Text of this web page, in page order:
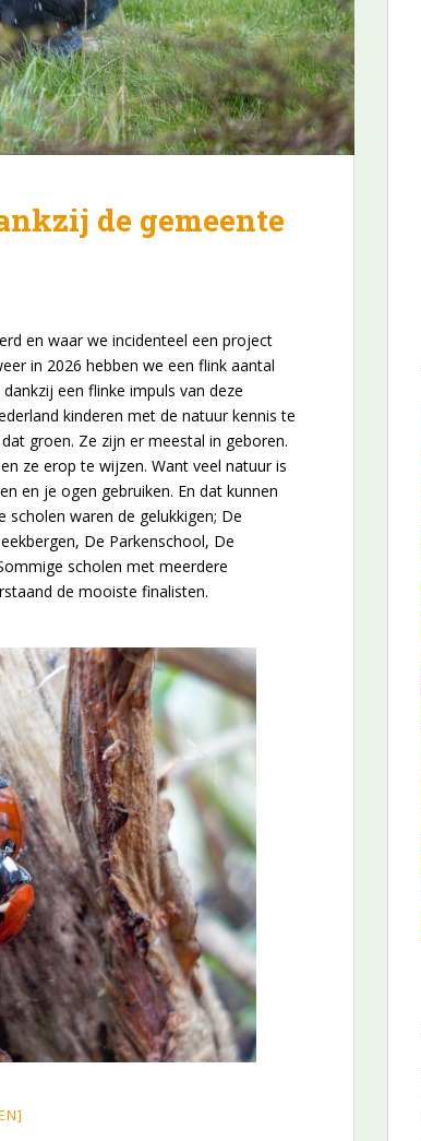
de gemeente
en waar we incidenteel een project
in 2026 hebben we een flink aantal
een flinke impuls van deze
kinderen met de natuur kennis te
groen. Ze zijn er meestal in geboren.
ze erop te wijzen. Want veel natuur is
en je ogen gebruiken. En dat kunnen
waren de gelukkigen; De
De Parkenschool, De
scholen met meerdere
de mooiste finalisten.